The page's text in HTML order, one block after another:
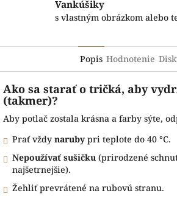
Vankúšiky
s vlastným obrázkom alebo
Popis Hodnotenie
Ako sa starať o tričká, aby
(takmer)?
Aby potlač zostala krásna a farby sýte,
Prať vždy naruby pri teplote do 40 °C.
Nepoužívať sušičku (prirodzené
najšetrnejšie).
Žehliť prevrátené na rubovú stranu.